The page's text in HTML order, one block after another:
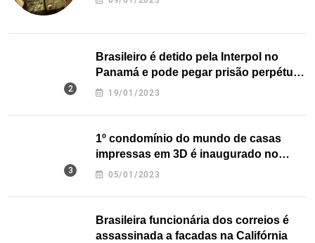
Brasileiro é detido pela Interpol no
Panamá e pode pegar prisão perpétua
nos EUA
19/01/2023
1º condomínio do mundo de casas
impressas em 3D é inaugurado no
Texas
05/01/2023
Brasileira funcionária dos correios é
assassinada a facadas na Califórnia